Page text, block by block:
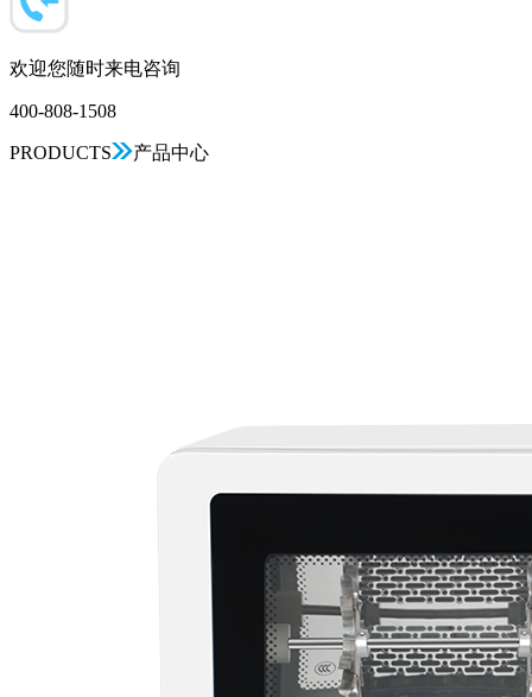
欢迎您随时来电咨询
400-808-1508
PRODUCTS 产品中心